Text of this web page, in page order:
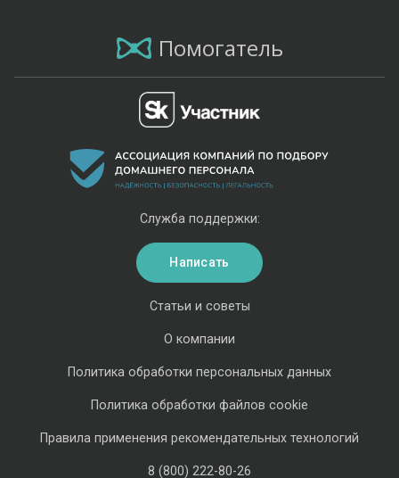
Помогатель
Статьи и советы
О компании
Политика обработки персональных данных
Политика обработки файлов cookie
Правила применения рекомендательных технологий
8 (800) 222-80-26
Служба поддержки:
Написать